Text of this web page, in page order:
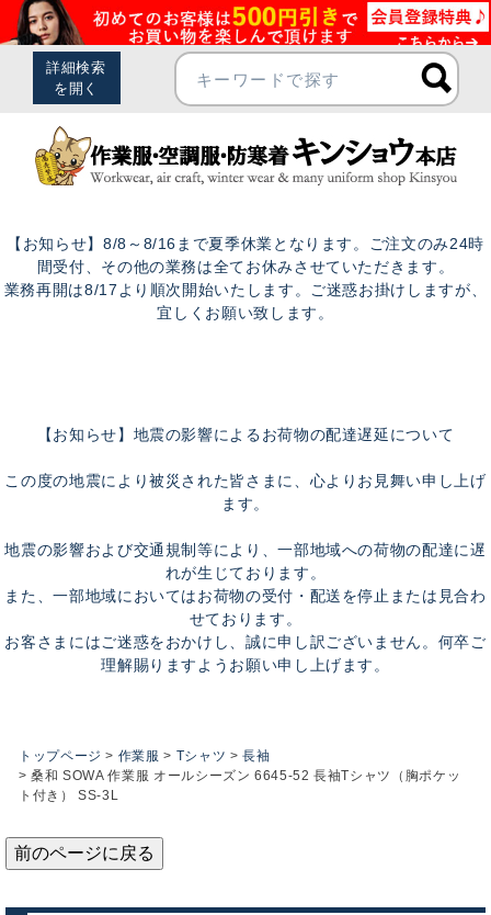
【お知らせ】8/8～8/16まで夏季休業となります。ご注文のみ24時
間受付、その他の業務は全てお休みさせていただきます。
業務再開は8/17より順次開始いたします。ご迷惑お掛けしますが、
宜しくお願い致します。
【お知らせ】地震の影響によるお荷物の配達遅延について
この度の地震により被災された皆さまに、心よりお見舞い申し上げ
ます。
地震の影響および交通規制等により、一部地域への荷物の配達に遅
れが生じております。
また、一部地域においてはお荷物の受付・配送を停止または見合わ
せております。
お客さまにはご迷惑をおかけし、誠に申し訳ございません。何卒ご
理解賜りますようお願い申し上げます。
トップページ 作業服 Tシャツ
長袖
桑和 SOWA 作業服 オールシーズン 6645-52 長袖Tシャツ（胸ポケッ
ト付き） SS-3L
前のページに戻る